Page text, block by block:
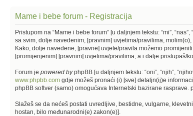
Mame i bebe forum - Registracija
Pristupom na “Mame i bebe forum” [u daljnjem tekstu: “mi”,
sa svim, dolje navedenim, [pravnim] uvjetima/pravilima,
Kako, dolje navedene, [pravne] uvjete/pravila možemo
[promijenjenim] [pravnim] uvjetima/pravilima, a i dalje pristupaš/
Forum je powered byphpBB [u daljnjem tekstu: “oni”, “njih”,
www.phpbb.com gdje možeš pronaći (i) [sve] detaljn(ij)e
phpBB softver (samo) omogućava Internetski bazirane
Slažeš se da nećeš postati uvredljive, bestidne, vulgarne,
hostan, bilo međunarodni(e) zakon(e)].